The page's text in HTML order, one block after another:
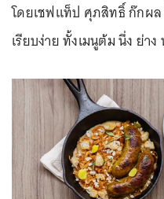
โดยเชฟแท็ป ศุภสิทธิ์ ก๊กผล
เรียบง่าย ทั้งเมนูต้ม นึ่ง ย่า